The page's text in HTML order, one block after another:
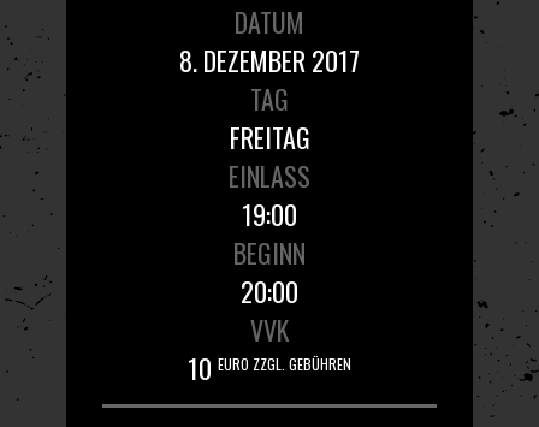
DATUM
8. DEZEMBER 2017
TAG
FREITAG
EINLASS
19:00
BEGINN
20:00
VVK
10 EURO ZZGL. GEBÜHREN